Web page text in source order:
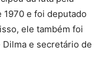
1970 e foi deputado
ele também foi
Dilma e secretário de